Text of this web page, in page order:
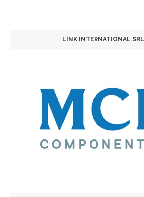
LINK INTERNATIONAL SRL